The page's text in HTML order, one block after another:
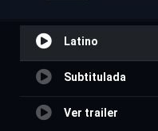
Latino
Subtitulada
Ver trailer